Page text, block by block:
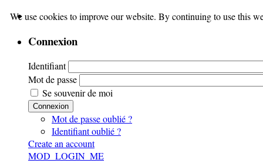
Connexion
Identifiant
Mot de passe
Se souvenir de moi
Connexion
Mot de passe oublié ?
Identifiant oublié ?
Create an account
MOD_LOGIN_ME
We use cookies to improve our website. By continuing to use this